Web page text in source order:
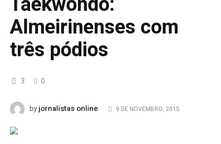
Almeirinenses com
três pódios
3 0
byjornalistas online 9 DE NOVEMBRO, 2015